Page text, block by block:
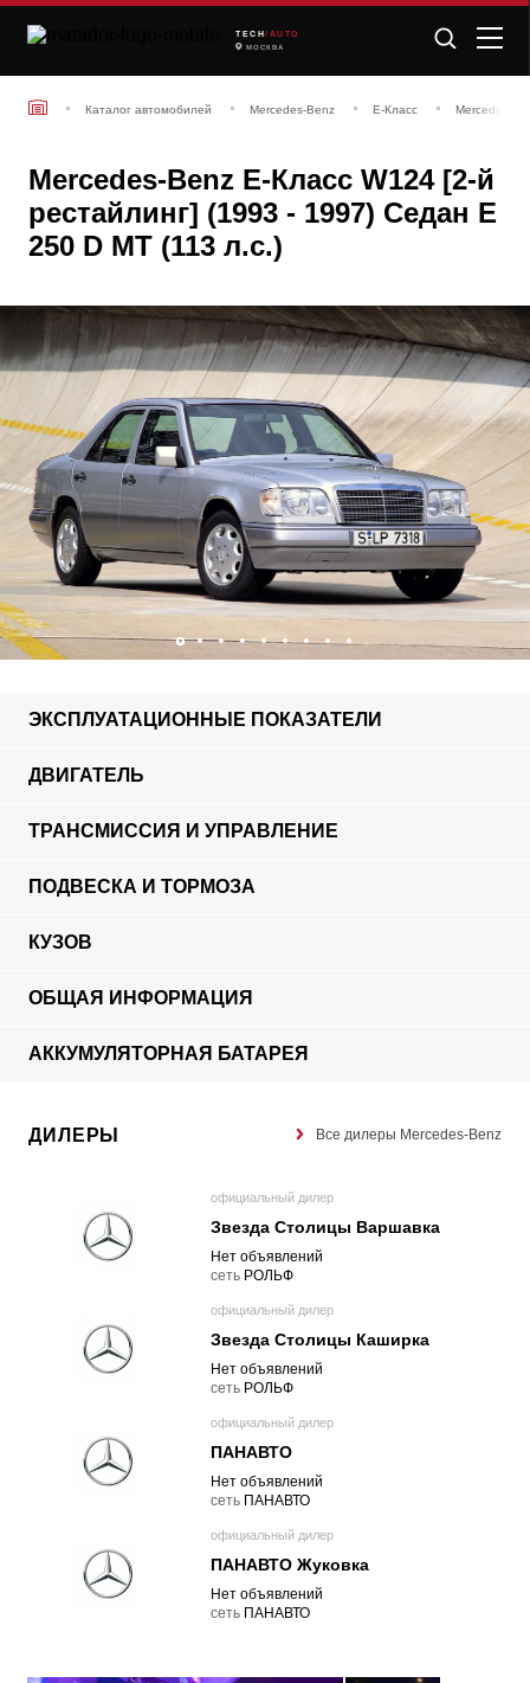
TECH /AUTO
МОСКВА
Каталог автомобилей Mercedes-Benz E-Класс Mercedes-
Mercedes-Benz E-Класс W124 [2-й
рестайлинг] (1993 - 1997) Седан E
250 D MT (113 л.с.)
ЭКСПЛУАТАЦИОННЫЕ ПОКАЗАТЕЛИ
ДВИГАТЕЛЬ
ТРАНСМИССИЯ И УПРАВЛЕНИЕ
ПОДВЕСКА И ТОРМОЗА
КУЗОВ
ОБЩАЯ ИНФОРМАЦИЯ
АККУМУЛЯТОРНАЯ БАТАРЕЯ
ДИЛЕРЫ Все дилеры Mercedes-Benz
официальный дилер
Звезда Столицы Варшавка
Нет объявлений
cеть РОЛЬФ
официальный дилер
Звезда Столицы Каширка
Нет объявлений
cеть РОЛЬФ
официальный дилер
ПАНАВТО
Нет объявлений
cеть ПАНАВТО
официальный дилер
ПАНАВТО Жуковка
Нет объявлений
cеть ПАНАВТО